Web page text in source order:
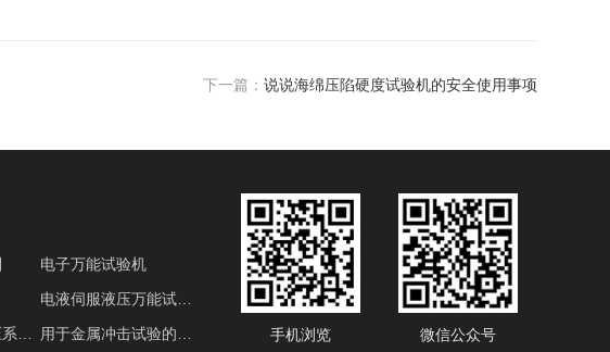
下一篇： 说说海绵压陷硬度试验机的安全使用事项
电子万能试验机
手机浏览 微信公众号